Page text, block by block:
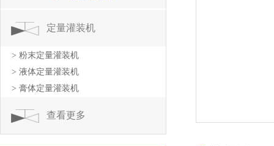
定量灌装机
> 粉末定量灌装机
> 液体定量灌装机
> 膏体定量灌装机
查看更多